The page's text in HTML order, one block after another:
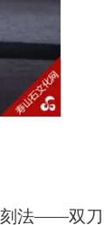
刻法——双刀